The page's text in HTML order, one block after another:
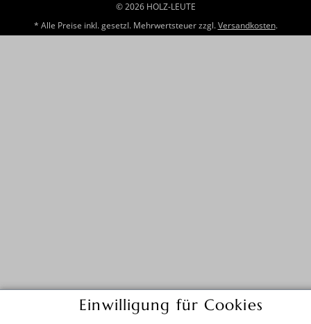
© 2026 HOLZ-LEUTE
* Alle Preise inkl. gesetzl. Mehrwertsteuer zzgl.Versandkosten.
Einwilligung für Cookies